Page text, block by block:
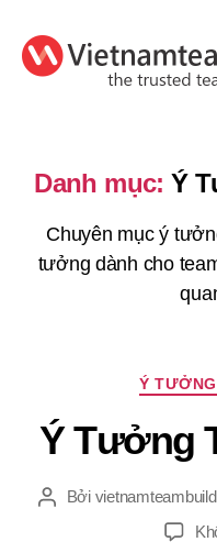
Danh mục: Ý
Chuyên mục ý
tưởng dành cho
Ý
Ý Tưởng
TácBởi